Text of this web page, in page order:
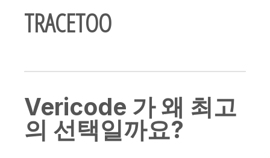
TRACETOO
Vericode 가 왜 최고
의 선택일까요?